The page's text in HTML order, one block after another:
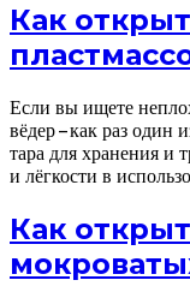
Как
Если вы ищете
вёдер – как раз один
тара для хранения и
и лёгкости в
Как